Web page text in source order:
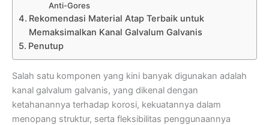
Anti-Gores
Rekomendasi Material Atap Terbaik untuk
Memaksimalkan Kanal Galvalum Galvanis
Penutup
Salah satu komponen yang kini banyak digunakan adalah
kanal galvalum galvanis, yang dikenal dengan
ketahanannya terhadap korosi, kekuatannya dalam
menopang struktur, serta fleksibilitas penggunaannya